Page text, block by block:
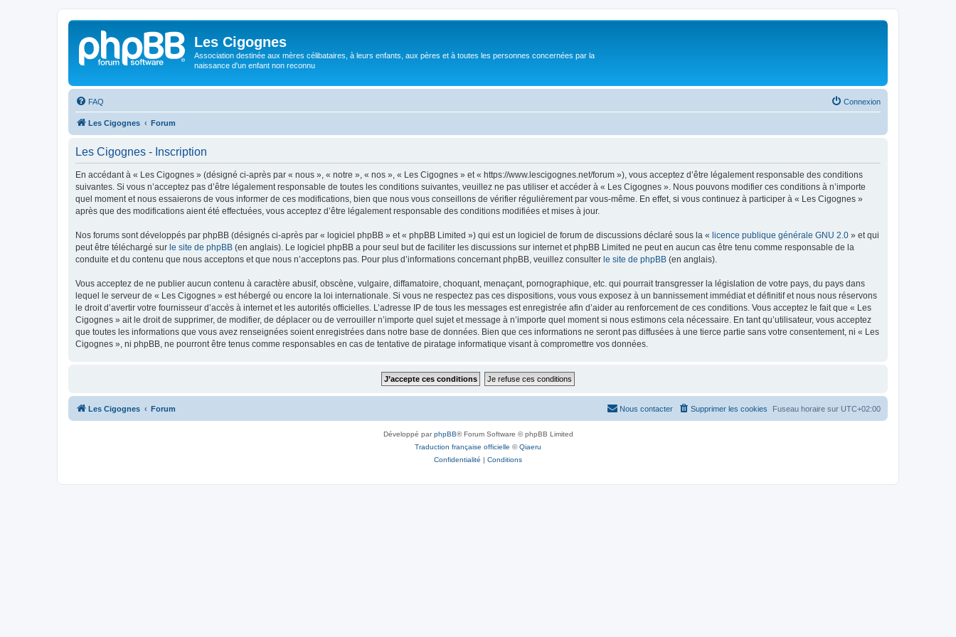
Les Cigognes
Association destinée aux mères célibataires, à leurs enfants, aux pères et à toutes les personnes concernées par la
naissance d'un enfant non reconnu
FAQ Connexion
Les Cigognes Forum
Les Cigognes - Inscription
En accédant à « Les Cigognes » (désigné ci-après par « nous », « notre », « nos », « Les Cigognes » et « https://www.lescigognes.net/forum »), vous acceptez d’être légalement responsable des conditions
suivantes. Si vous n’acceptez pas d’être légalement responsable de toutes les conditions suivantes, veuillez ne pas utiliser et accéder à « Les Cigognes ». Nous pouvons modifier ces conditions à n’importe
quel moment et nous essaierons de vous informer de ces modifications, bien que nous vous conseillons de vérifier régulièrement par vous-même. En effet, si vous continuez à participer à « Les Cigognes »
après que des modifications aient été effectuées, vous acceptez d’être légalement responsable des conditions modifiées et mises à jour.
Nos forums sont développés par phpBB (désignés ci-après par « logiciel phpBB » et « phpBB Limited ») qui est un logiciel de forum de discussions déclaré sous la « licence publique générale GNU 2.0 » et qui
peut être téléchargé sur le site de phpBB (en anglais). Le logiciel phpBB a pour seul but de faciliter les discussions sur internet et phpBB Limited ne peut en aucun cas être tenu comme responsable de la
conduite et du contenu que nous acceptons et que nous n’acceptons pas. Pour plus d’informations concernant phpBB, veuillez consulter le site de phpBB (en anglais).
Vous acceptez de ne publier aucun contenu à caractère abusif, obscène, vulgaire, diffamatoire, choquant, menaçant, pornographique, etc. qui pourrait transgresser la législation de votre pays, du pays dans
lequel le serveur de « Les Cigognes » est hébergé ou encore la loi internationale. Si vous ne respectez pas ces dispositions, vous vous exposez à un bannissement immédiat et définitif et nous nous réservons
le droit d’avertir votre fournisseur d’accès à internet et les autorités officielles. L’adresse IP de tous les messages est enregistrée afin d’aider au renforcement de ces conditions. Vous acceptez le fait que « Les
Cigognes » ait le droit de supprimer, de modifier, de déplacer ou de verrouiller n’importe quel sujet et message à n’importe quel moment si nous estimons cela nécessaire. En tant qu’utilisateur, vous acceptez
que toutes les informations que vous avez renseignées soient enregistrées dans notre base de données. Bien que ces informations ne seront pas diffusées à une tierce partie sans votre consentement, ni « Les
Cigognes », ni phpBB, ne pourront être tenus comme responsables en cas de tentative de piratage informatique visant à compromettre vos données.
Les Cigognes Forum Fuseau horaire sur UTC+02:00
Supprimer les cookies
Nous contacter
Développé parphpBB® Forum Software © phpBB Limited
Traduction française officielle ©Qiaeru
Confidentialité | Conditions